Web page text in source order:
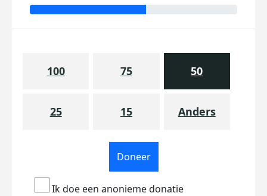
100 75 50
25 15 Anders
Doneer
Ik doe een anonieme donatie